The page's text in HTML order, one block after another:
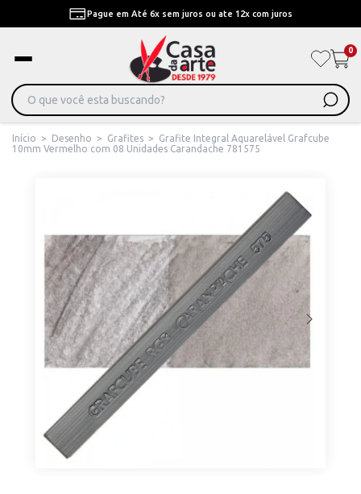
Pague em Até 6x sem juros ou ate 12x com juros
0
Início > Desenho > Grafites >
Grafite Integral Aquarelável Grafcube
10mm Vermelho com 08 Unidades Carandache 781575